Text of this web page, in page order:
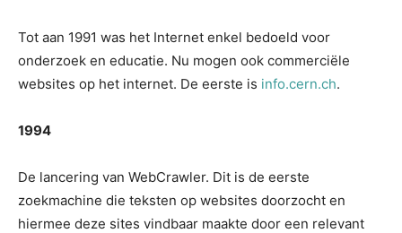
Tot aan 1991 was het Internet enkel bedoeld voor
onderzoek en educatie. Nu mogen ook commerciële
websites op het internet. De eerste is info.cern.ch.
1994
De lancering van WebCrawler. Dit is de eerste
zoekmachine die teksten op websites doorzocht en
hiermee deze sites vindbaar maakte door een relevant